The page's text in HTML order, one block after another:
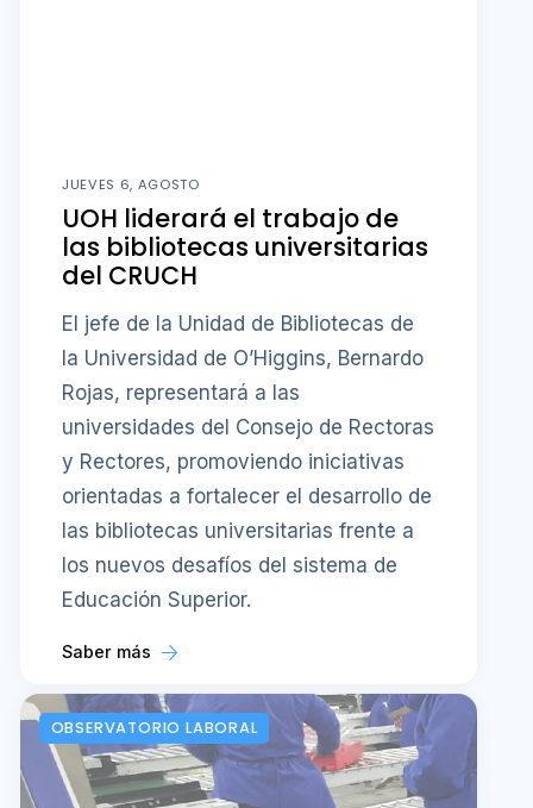
JUEVES 6, AGOSTO
UOH liderará el trabajo de
las bibliotecas universitarias
del CRUCH
El jefe de la Unidad de Bibliotecas de
la Universidad de O’Higgins, Bernardo
Rojas, representará a las
universidades del Consejo de Rectoras
y Rectores, promoviendo iniciativas
orientadas a fortalecer el desarrollo de
las bibliotecas universitarias frente a
los nuevos desafíos del sistema de
Educación Superior.
Saber más
OBSERVATORIO LABORAL